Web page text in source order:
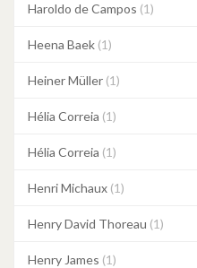
Haroldo de Campos (1)
Heena Baek (1)
Heiner Müller (1)
Hélia Correia (1)
Hélia Correia (1)
Henri Michaux (1)
Henry David Thoreau (1)
Henry James (1)